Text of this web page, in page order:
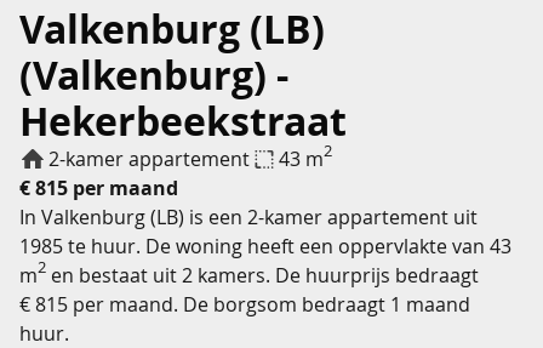
Valkenburg (LB)
(Valkenburg) -
Hekerbeekstraat
2-kamer appartement 43 m2
€ 815 per maand
In Valkenburg (LB) is een 2-kamer appartement uit
1985 te huur. De woning heeft een oppervlakte van 43
m2 en bestaat uit 2 kamers. De huurprijs bedraagt
€ 815 per maand. De borgsom bedraagt 1 maand
huur.